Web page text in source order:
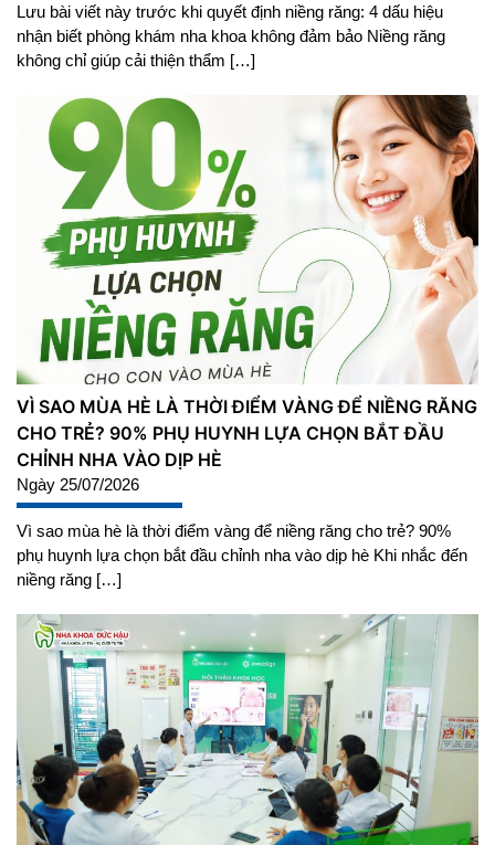
Lưu bài viết này trước khi quyết định niềng răng: 4 dấu hiệu
nhận biết phòng khám nha khoa không đảm bảo Niềng răng
không chỉ giúp cải thiện thẩm […]
VÌ SAO MÙA HÈ LÀ THỜI ĐIỂM VÀNG ĐỂ NIỀNG RĂNG
CHO TRẺ? 90% PHỤ HUYNH LỰA CHỌN BẮT ĐẦU
CHỈNH NHA VÀO DỊP HÈ
Ngày 25/07/2026
Vì sao mùa hè là thời điểm vàng để niềng răng cho trẻ? 90%
phụ huynh lựa chọn bắt đầu chỉnh nha vào dịp hè Khi nhắc đến
niềng răng […]